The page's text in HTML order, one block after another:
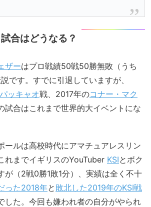
試合はどうなる？
ザーはプロ戦績50戦50勝無敗（うち
です。すでに引退していますが、
ッキャオ戦、2017年のコナー・マク
試合はこれまで世界的大イベントにな
ールは高校時代にアマチュアレスリン
れまでイギリスのYouTuber KSIとボク
が（2戦0勝1敗1分）、実績は全く不十
った2018年と 敗北した2019年のKSI戦
した。今回も嫌われ者の自分がやられ